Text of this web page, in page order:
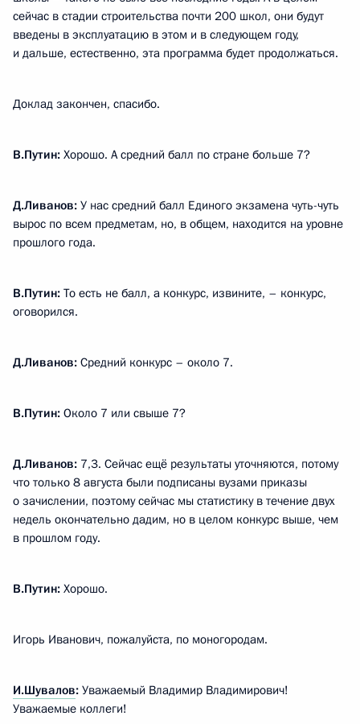
сейчас в стадии строительства почти 200 школ, они будут
введены в эксплуатацию в этом и в следующем году,
и дальше, естественно, эта программа будет продолжаться.
Доклад закончен, спасибо.
В.Путин: Хорошо. А средний балл по стране больше 7?
Д.Ливанов: У нас средний балл Единого экзамена чуть-чуть
вырос по всем предметам, но, в общем, находится на уровне
прошлого года.
В.Путин: То есть не балл, а конкурс, извините, – конкурс,
оговорился.
Д.Ливанов: Средний конкурс – около 7.
В.Путин: Около 7 или свыше 7?
Д.Ливанов: 7,3. Сейчас ещё результаты уточняются, потому
что только 8 августа были подписаны вузами приказы
о зачислении, поэтому сейчас мы статистику в течение двух
недель окончательно дадим, но в целом конкурс выше, чем
в прошлом году.
В.Путин: Хорошо.
Игорь Иванович, пожалуйста, по моногородам.
И.Шувалов: Уважаемый Владимир Владимирович!
Уважаемые коллеги!